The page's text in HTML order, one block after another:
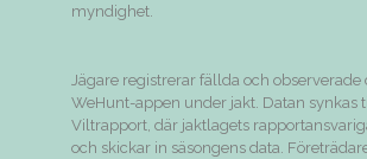
myndighet.
Jägare registrerar fällda och observerade
WeHunt-appen under jakt. Datan synkas
Viltrapport, där jaktlagets
och skickar in säsongens data.